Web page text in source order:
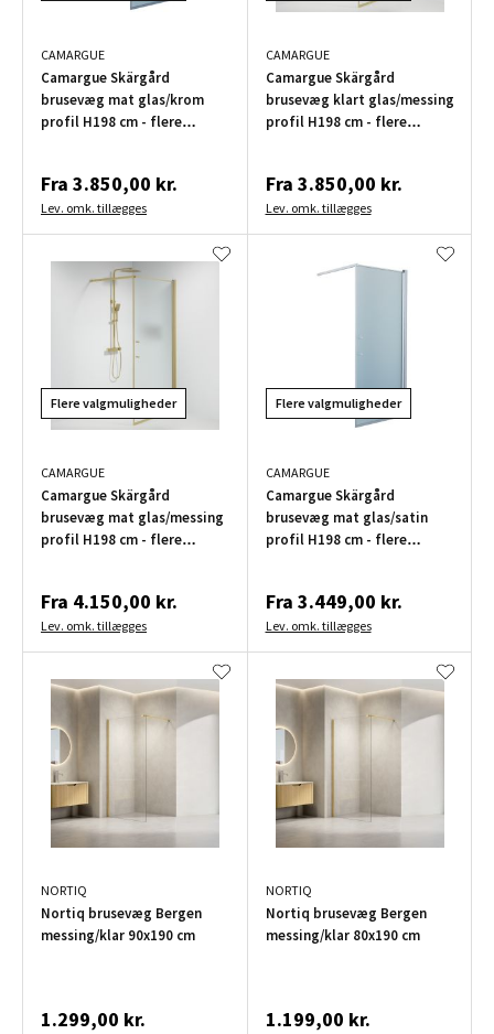
CAMARGUE
Camargue Skärgård
brusevæg mat glas/krom
profil H198 cm - flere
Fra 3.850,00 kr.
Lev. omk. tillægges
CAMARGUE
Camargue Skärgård
brusevæg klart glas/messing
profil H198 cm - flere
Fra 3.850,00 kr.
Lev. omk. tillægges
Flere valgmuligheder
CAMARGUE
Camargue Skärgård
brusevæg mat glas/messing
profil H198 cm - flere
Fra 4.150,00 kr.
Lev. omk. tillægges
Flere valgmuligheder
CAMARGUE
Camargue Skärgård
brusevæg mat glas/satin
profil H198 cm - flere
Fra 3.449,00 kr.
Lev. omk. tillægges
NORTIQ
Nortiq brusevæg Bergen
messing/klar 90x190 cm
1.299,00 kr.
NORTIQ
Nortiq brusevæg Bergen
messing/klar 80x190 cm
1.199,00 kr.